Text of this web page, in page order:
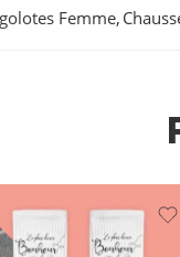
Femme,